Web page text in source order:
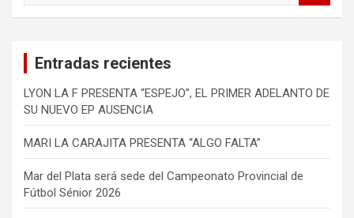
Entradas recientes
LYON LA F PRESENTA “ESPEJO”, EL PRIMER ADELANTO DE
SU NUEVO EP AUSENCIA
MARI LA CARAJITA PRESENTA “ALGO FALTA”
Mar del Plata será sede del Campeonato Provincial de
Fútbol Sénior 2026